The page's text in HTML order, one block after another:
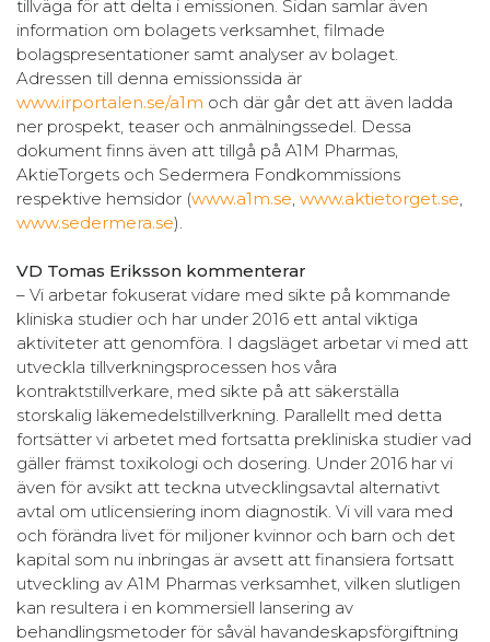
tillväga för att delta i emissionen. Sidan samlar även
information om bolagets verksamhet, filmade
bolagspresentationer samt analyser av bolaget.
Adressen till denna emissionssida är
www.irportalen.se/a1m och där går det att även ladda
ner prospekt, teaser och anmälningssedel. Dessa
dokument finns även att tillgå på A1M Pharmas,
AktieTorgets och Sedermera Fondkommissions
respektive hemsidor (www.a1m.se www.aktietorget.se
www.sedermera.se).
VD Tomas Eriksson kommenterar
– Vi arbetar fokuserat vidare med sikte på kommande
kliniska studier och har under 2016 ett antal viktiga
aktiviteter att genomföra. I dagsläget arbetar vi med att
utveckla tillverkningsprocessen hos våra
kontraktstillverkare, med sikte på att säkerställa
storskalig läkemedelstillverkning. Parallellt med detta
fortsätter vi arbetet med fortsatta prekliniska studier vad
gäller främst toxikologi och dosering. Under 2016 har vi
även för avsikt att teckna utvecklingsavtal alternativt
avtal om utlicensiering inom diagnostik. Vi vill vara med
och förändra livet för miljoner kvinnor och barn och det
kapital som nu inbringas är avsett att finansiera fortsatt
utveckling av A1M Pharmas verksamhet, vilken slutligen
kan resultera i en kommersiell lansering av
behandlingsmetoder för såväl havandeskapsförgiftning